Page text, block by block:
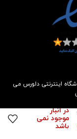
اینترنتی دلورس می
در انبار
موجود نمی
باشد